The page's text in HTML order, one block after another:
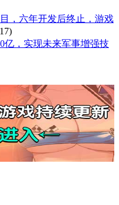
目，六年开发后终止，游戏
亿，实现未来军事增强技